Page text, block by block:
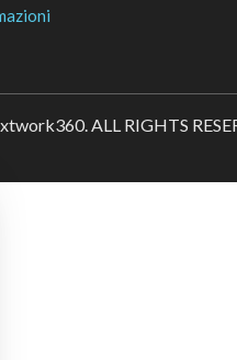
ALL RIGHTS